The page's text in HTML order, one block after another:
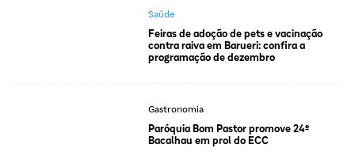
Saúde
Feiras de adoção de pets e vacinação
contra raiva em Barueri: confira a
programação de dezembro
Gastronomia
Paróquia Bom Pastor promove 24º
Bacalhau em prol do ECC